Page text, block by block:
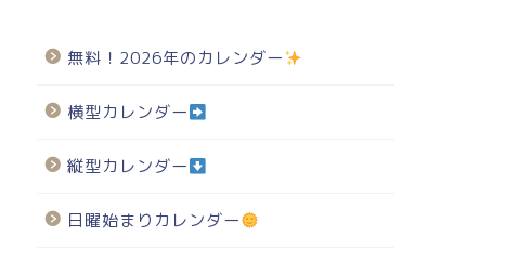
無料！2026年のカレンダー
横型カレンダー
縦型カレンダー
日曜始まりカレンダー